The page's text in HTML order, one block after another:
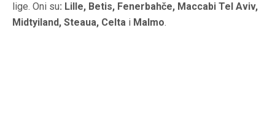
lige. Oni su: Lille, Betis, Fenerbahče, Maccabi Tel Aviv,
Midtyiland, Steaua, Celta i Malmo.